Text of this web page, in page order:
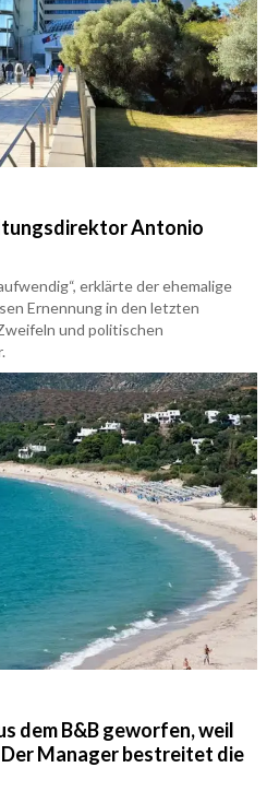
Antonio
erklärte der ehemalige
Ernennung in den letzten
und politischen
dem B&B geworfen, weil
Der Manager bestreitet die